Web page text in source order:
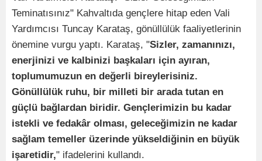
Teminatısınız" Kahvaltıda gençlere hitap eden Vali
Yardımcısı Tuncay Karataş, gönüllülük faaliyetlerinin
önemine vurgu yaptı. Karataş, "Sizler, zamanınızı,
enerjinizi ve kalbinizi başkaları için ayıran,
toplumumuzun en değerli bireylerisiniz.
Gönüllülük ruhu, bir milleti bir arada tutan en
güçlü bağlardan biridir. Gençlerimizin bu kadar
istekli ve fedakâr olması, geleceğimizin ne kadar
sağlam temeller üzerinde yükseldiğinin en büyük
işaretidir," ifadelerini kullandı.